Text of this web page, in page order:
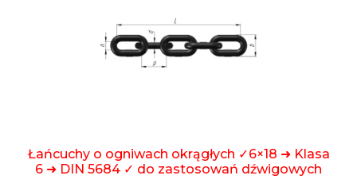
Łańcuchy o ogniwach okrągłych ✓6×18 ➜ Klasa
6 ➜ DIN 5684 ✓ do zastosowań dźwigowych